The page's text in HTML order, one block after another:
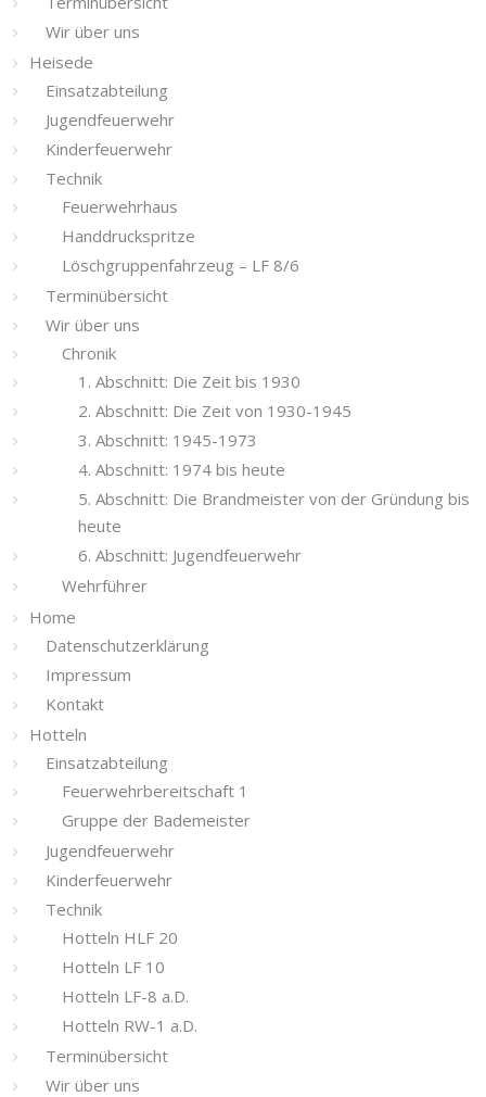
Wir über uns
Heisede
Einsatzabteilung
Jugendfeuerwehr
Kinderfeuerwehr
Technik
Feuerwehrhaus
Handdruckspritze
Löschgruppenfahrzeug – LF 8/6
Terminübersicht
Wir über uns
Chronik
1. Abschnitt: Die Zeit bis 1930
2. Abschnitt: Die Zeit von 1930-1945
3. Abschnitt: 1945-1973
4. Abschnitt: 1974 bis heute
5. Abschnitt: Die Brandmeister von der Gründung bis
heute
6. Abschnitt: Jugendfeuerwehr
Wehrführer
Home
Datenschutzerklärung
Impressum
Kontakt
Hotteln
Einsatzabteilung
Feuerwehrbereitschaft 1
Gruppe der Bademeister
Jugendfeuerwehr
Kinderfeuerwehr
Technik
Hotteln HLF 20
Hotteln LF 10
Hotteln LF-8 a.D.
Hotteln RW-1 a.D.
Terminübersicht
Wir über uns